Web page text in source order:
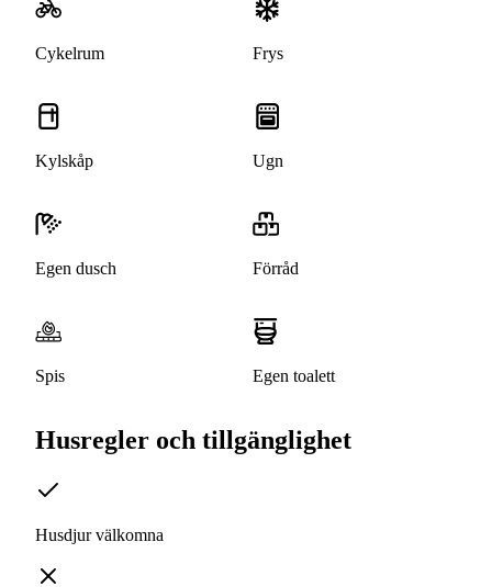
Cykelrum Frys
Kylskåp Ugn
Egen dusch Förråd
Spis Egen toalett
Husregler och tillgänglighet
Husdjur välkomna